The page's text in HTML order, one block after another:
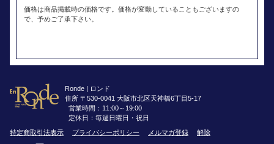
価格は商品掲載時の価格です。価格が変動していることもございますの
で、予めご了承下さい。
Ronde | ロンド
住所 〒530-0041 大阪市北区天神橋6丁目5-17
営業時間：11:00～19:00
定休日：毎週日曜日・祝日
特定商取引法表示
プライバシーポリシー メルマガ登録 解除